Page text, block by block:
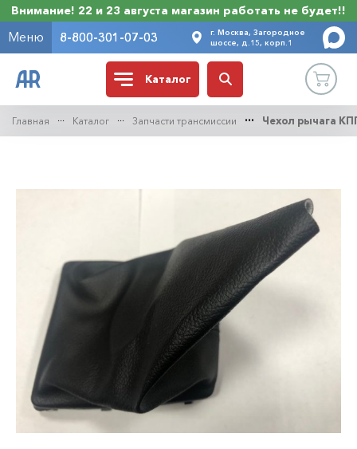
Внимание! 22 и 23 августа магазин работать не будет!!
Меню 8-800-301-07-03
г. Москва, Загородное
шоссе, д.15, корп.1
Каталог
Главная Каталог Запчасти трансмиссии Чехол рычага